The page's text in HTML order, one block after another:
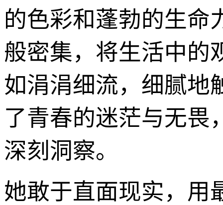
的色彩和蓬勃的生命
般密集，将生活中的
如涓涓细流，细腻地
了青春的迷茫与无畏
深刻洞察。
她敢于直面现实，用